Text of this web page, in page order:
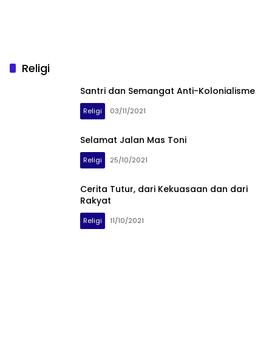
Religi
Santri dan Semangat Anti-Kolonialisme
Religi 03/11/2021
Selamat Jalan Mas Toni
Religi 25/10/2021
Cerita Tutur, dari Kekuasaan dan dari
Rakyat
Religi 11/10/2021